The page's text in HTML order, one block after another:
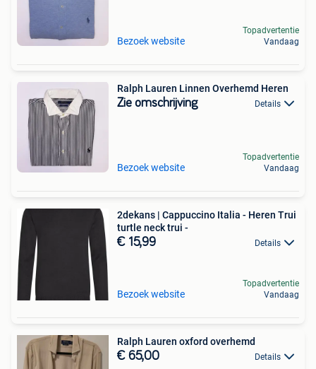
Bezoek website
Topadvertentie
Vandaag
Ralph Lauren Linnen Overhemd Heren
Zie omschrijving Details
Bezoek website
Topadvertentie
Vandaag
2dekans | Cappuccino Italia - Heren Trui
turtle neck trui -
€ 15,99 Details
Bezoek website
Topadvertentie
Vandaag
Ralph Lauren oxford overhemd
€ 65,00 Details